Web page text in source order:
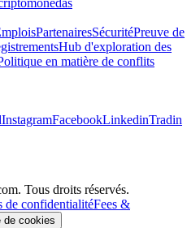
PartenairesSécuritéPreuve de
Hub d'exploration des
en matière de conflits
InstagramFacebookLinkedinTradin
Tous droits réservés.
de confidentialitéFees &
de cookies